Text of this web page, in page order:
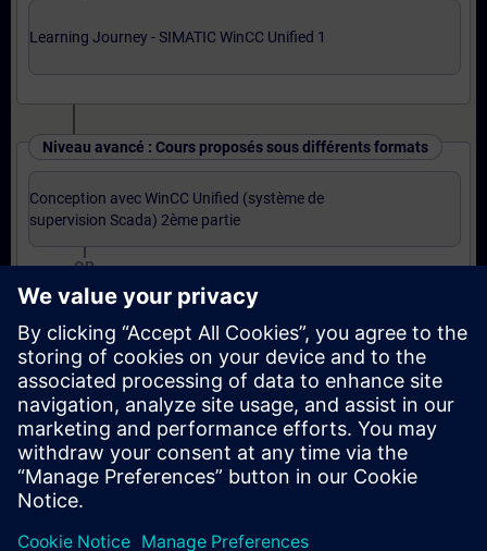
Learning Journey - SIMATIC WinCC Unified 1
Niveau avancé : Cours proposés sous différents formats
Conception avec WinCC Unified (système de
supervision Scada) 2ème partie
OR
Conception avec WinCC Unified (système de
supervision Scada) 2ème partie (Formation à
distance)
OR
Base JavaScript pour WinCC Unified (Formation à
distance)